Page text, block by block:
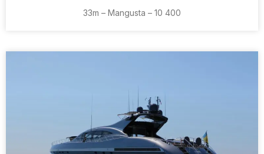
33m – Mangusta – 10 400